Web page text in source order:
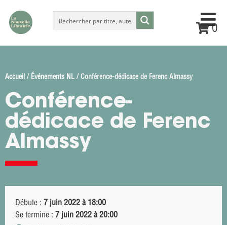
0
Accueil / Événements NL / Conférence-dédicace de Ferenc Almassy
Conférence-
dédicace de Ferenc
Almassy
Débute : 7 juin 2022 à 18:00
Se termine : 7 juin 2022 à 20:00